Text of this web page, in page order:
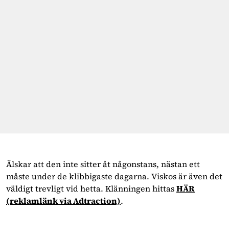
Älskar att den inte sitter åt någonstans, nästan ett
måste under de klibbigaste dagarna. Viskos är även det
väldigt trevligt vid hetta. Klänningen hittasHÄR
(reklamlänk via Adtraction).